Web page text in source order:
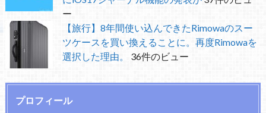
ー
【旅行】8年間使い込んできたRimowaのスー
ツケースを買い換えることに。再度Rimowaを
選択した理由。
36件のビュー
プロフィール